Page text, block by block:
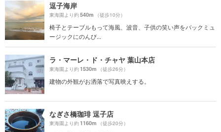
逗子海岸
東海園より約540m （徒歩10分）
椅子とテーブルもって海風、波音、子供の笑い声をバックミュ
ージックにのんび...
ラ・マーレ・ド・チャヤ 葉山本店
東海園より約1530m （徒歩26分）
建物の外観がお洒落で写真映えする。
なぎさ橋珈琲 逗子店
東海園より約1160m （徒歩20分）